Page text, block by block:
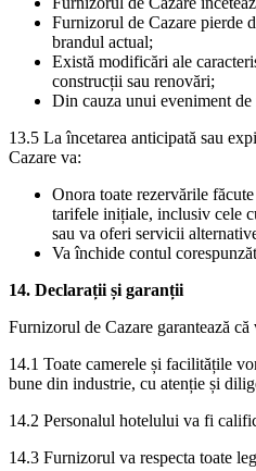
Furnizorul de Cazare pierde
brandul actual;
Există modificări ale
construcții sau renovări;
Din cauza unui eveniment de
13.5 La încetarea anticipată sau
Cazare va:
Onora toate rezervările
tarifele inițiale, inclusiv cele
sau va oferi servicii
Va închide contul
14. Declarații și garanții
Furnizorul de Cazare garantează că
14.1 Toate camerele și facilitățile
bune din industrie, cu atenție și
14.2 Personalul hotelului va fi
14.3 Furnizorul va respecta toate